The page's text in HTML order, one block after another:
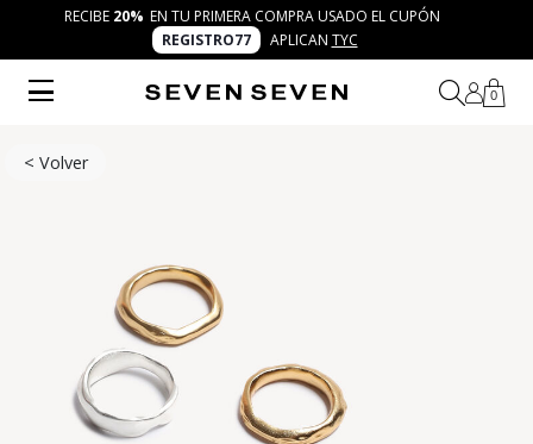
RECIBE 20% EN TU PRIMERA COMPRA USADO EL CUPÓN
REGISTRO77
APLICAN TYC
0
< Volver